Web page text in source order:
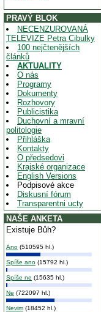
PRAVÝ BLOK
NECENZUROVANÁ
TELEVIZE Petra Cibulky
100 nejčtenějších
článků
AKTUALITY
O nás
Programy
Dokumenty
Rozhovory
Publicistika
Duchovní a mravní
politologie
Přihláška
Kontakty
O předsedovi
Krajské organizace
English Versions
Podpisové akce
Diskusní fórum
Transparentni ucty
NAŠE ANKETA
Existuje Bůh?
Ano (510595 hl.)
Spíše ano (15792 hl.)
Spíše ne (15635 hl.)
Ne (722097 hl.)
Nevim (18452 hl.)